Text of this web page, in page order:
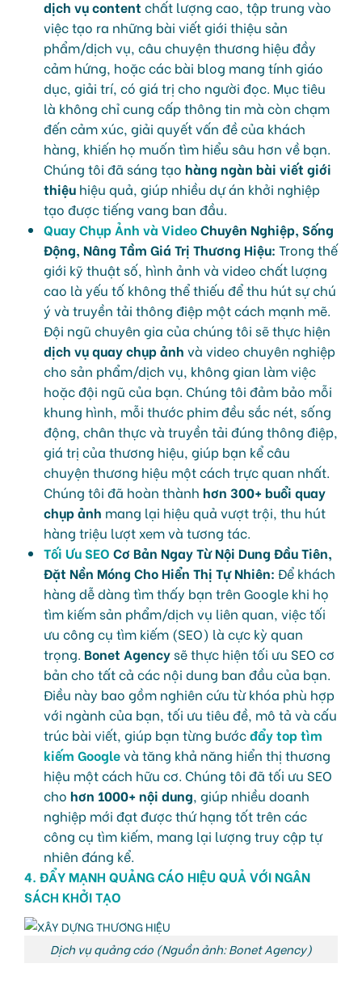
dịch vụ content chất lượng cao, tập trung vào
việc tạo ra những bài viết giới thiệu sản
phẩm/dịch vụ, câu chuyện thương hiệu đầy
cảm hứng, hoặc các bài blog mang tính giáo
dục, giải trí, có giá trị cho người đọc. Mục tiêu
là không chỉ cung cấp thông tin mà còn chạm
đến cảm xúc, giải quyết vấn đề của khách
hàng, khiến họ muốn tìm hiểu sâu hơn về bạn.
Chúng tôi đã sáng tạo hàng ngàn bài viết giới
thiệu hiệu quả, giúp nhiều dự án khởi nghiệp
tạo được tiếng vang ban đầu.
Quay Chụp Ảnh và VideoChuyên Nghiệp, Sống
Động, Nâng Tầm Giá Trị Thương Hiệu: Trong thế
giới kỹ thuật số, hình ảnh và video chất lượng
cao là yếu tố không thể thiếu để thu hút sự chú
ý và truyền tải thông điệp một cách mạnh mẽ.
Đội ngũ chuyên gia của chúng tôi sẽ thực hiện
dịch vụ quay chụp ảnh và video chuyên nghiệp
cho sản phẩm/dịch vụ, không gian làm việc
hoặc đội ngũ của bạn. Chúng tôi đảm bảo mỗi
khung hình, mỗi thước phim đều sắc nét, sống
động, chân thực và truyền tải đúng thông điệp,
giá trị của thương hiệu, giúp bạn kể câu
chuyện thương hiệu một cách trực quan nhất.
Chúng tôi đã hoàn thành hơn 300+ buổi quay
chụp ảnh mang lại hiệu quả vượt trội, thu hút
hàng triệu lượt xem và tương tác.
Tối Ưu SEO Cơ Bản Ngay Từ Nội Dung Đầu Tiên,
Đặt Nền Móng Cho Hiển Thị Tự Nhiên: Để khách
hàng dễ dàng tìm thấy bạn trên Google khi họ
tìm kiếm sản phẩm/dịch vụ liên quan, việc tối
ưu công cụ tìm kiếm (SEO) là cực kỳ quan
trọng. Bonet Agencysẽ thực hiện tối ưu SEO cơ
bản cho tất cả các nội dung ban đầu của bạn.
Điều này bao gồm nghiên cứu từ khóa phù hợp
với ngành của bạn, tối ưu tiêu đề, mô tả và cấu
trúc bài viết, giúp bạn từng bướcđẩy top tìm
kiếm Googlevà tăng khả năng hiển thị thương
hiệu một cách hữu cơ. Chúng tôi đã tối ưu SEO
cho hơn 1000+ nội dung, giúp nhiều doanh
nghiệp mới đạt được thứ hạng tốt trên các
công cụ tìm kiếm, mang lại lượng truy cập tự
nhiên đáng kể.
4. ĐẨY MẠNH QUẢNG CÁO HIỆU QUẢ VỚI NGÂN
SÁCH KHỞI TẠO
Dịch vụ quảng cáo (Nguồn ảnh: Bonet Agency)